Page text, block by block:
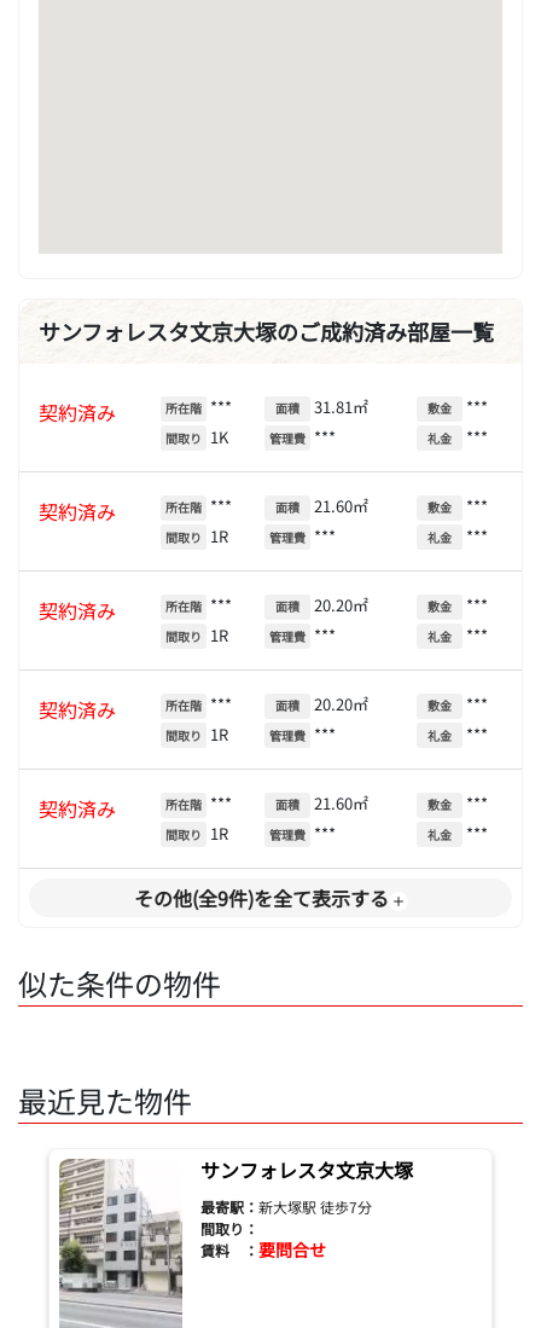
サンフォレスタ文京大塚のご成約済み部屋一覧
契約済み 所在階 ***
間取り 1K
面積 31.81㎡
管理費 ***
敷金 ***
礼金 ***
契約済み 所在階 ***
間取り 1R
面積 21.60㎡
管理費 ***
敷金 ***
礼金 ***
契約済み 所在階 ***
間取り 1R
面積 20.20㎡
管理費 ***
敷金 ***
礼金 ***
契約済み 所在階 ***
間取り 1R
面積 20.20㎡
管理費 ***
敷金 ***
礼金 ***
契約済み 所在階 ***
間取り 1R
面積 21.60㎡
管理費 ***
敷金 ***
礼金 ***
その他(全9件)を全て表示する
似た条件の物件
最近見た物件
サンフォレスタ文京大塚
最寄駅： 新大塚駅 徒歩7分
間取り：
賃料 ： 要問合せ